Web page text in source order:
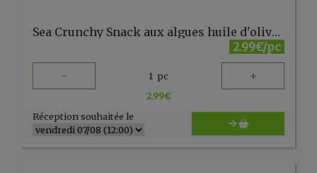
Sea Crunchy Snack aux algues huile d'olive 10g
2.99€/pc
- 1 pc +
2.99€
Réception souhaitée le